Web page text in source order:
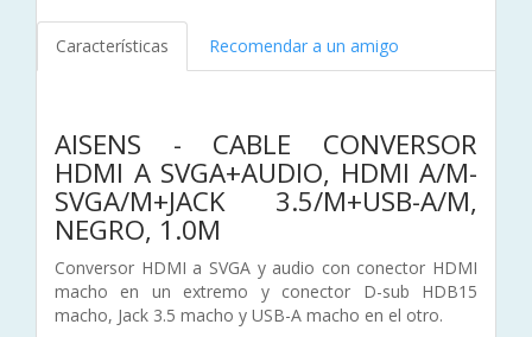
Características Recomendar a un amigo
AISENS - CABLE CONVERSOR
HDMI A SVGA+AUDIO, HDMI A/M-
SVGA/M+JACK 3.5/M+USB-A/M,
NEGRO, 1.0M
Conversor HDMI a SVGA y audio con conector HDMI
macho en un extremo y conector D-sub HDB15
macho, Jack 3.5 macho y USB-A macho en el otro.